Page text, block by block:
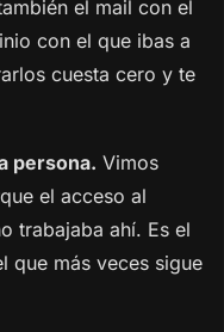
el mail con el
con el que ibas a
cuesta cero y te
persona. Vimos
el acceso al
trabajaba ahí. Es el
que más veces sigue